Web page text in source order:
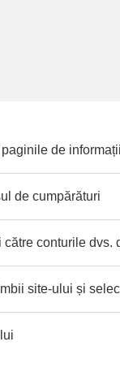
de
de cumpărături
către conturile dvs.
site-ului și